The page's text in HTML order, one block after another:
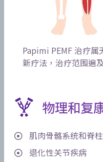
Papimi PEMF 治疗
新疗法，治疗范围遍
物理和复
肌肉骨骼系统和脊
退化性关节疾病